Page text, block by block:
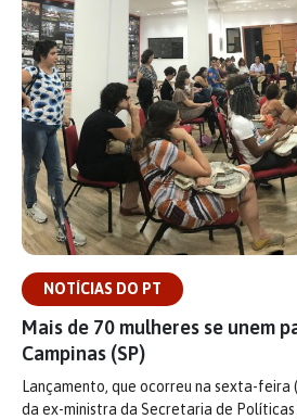
NOTÍCIAS DO PT
Mais de 70 mulheres se unem
Campinas (SP)
Lançamento, que ocorreu na sexta-
da ex-ministra da Secretaria de Políticas